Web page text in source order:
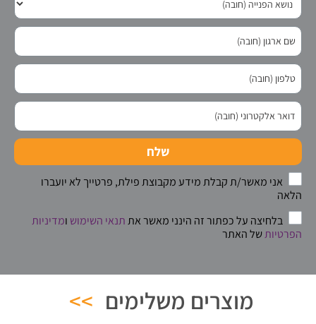
שלח
אני מאשר/ת קבלת מידע מקבוצת פילת, פרטייך לא יועברו
הלאה
בלחיצה על כפתור זה הינני מאשר אתתנאי השימוש ומדיניות
הפרטיותשל האתר
מוצרים משלימים >>